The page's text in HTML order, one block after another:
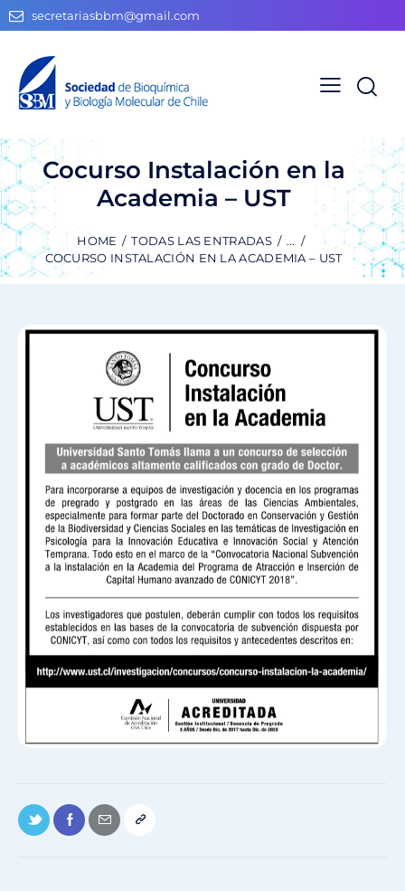
secretariasbbm@gmail.com
Cocurso Instalación en la
Academia – UST
HOME TODAS LAS ENTRADAS
...
COCURSO INSTALACIÓN EN LA ACADEMIA – UST